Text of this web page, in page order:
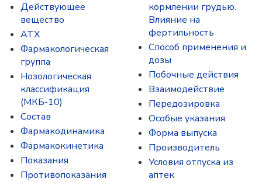
Действующее
вещество
ATX
Фармакологическая
группа
Нозологическая
классификация
(МКБ-10)
Состав
Фармакодинамика
Фармакокинетика
Показания
Противопоказания
кормлении грудью.
Влияние на
фертильность
Способ применения и
дозы
Побочные действия
Взаимодействие
Передозировка
Особые указания
Форма выпуска
Производитель
Условия отпуска из
аптек